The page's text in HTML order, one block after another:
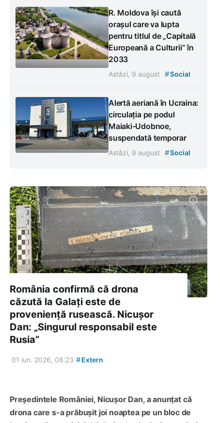
R. Moldova își caută
orașul care va lupta
pentru titlul de „Capitală
Europeană a Culturii” în
2033
Astăzi, 9 august #Social
Alertă aeriană în Ucraina:
circulația pe podul
Maiaki-Udobnoe,
suspendată temporar
Astăzi, 9 august #Social
România confirmă că drona
căzută la Galați este de
proveniență rusească. Nicușor
Dan: „Singurul responsabil este
Rusia”
01 iun. 2026, 08:23 #Extern
Președintele României, Nicușor Dan, a anunțat că
drona care s-a prăbușit joi noaptea pe un bloc de